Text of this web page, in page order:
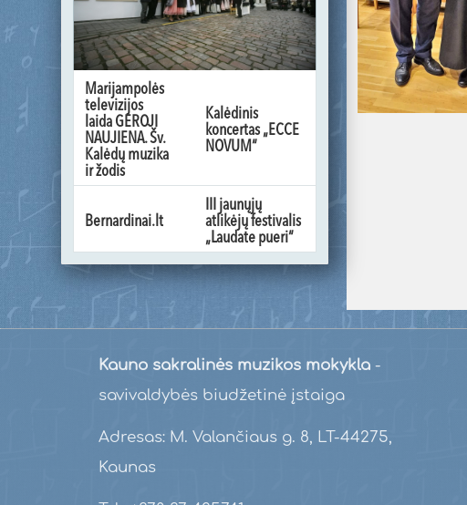
Marijampolės
televizijos
laida GEROJI
NAUJIENA. Šv.
Kalėdų muzika
ir žodis
Kalėdinis
koncertas „ECCE
NOVUM“
Bernardinai.lt
III jaunųjų
atlikėjų festivalis
„Laudate pueri“
Kauno sakralinės muzikos mokykla-
savivaldybės biudžetinė įstaiga
Adresas: M. Valančiaus g. 8, LT-44275,
Kaunas